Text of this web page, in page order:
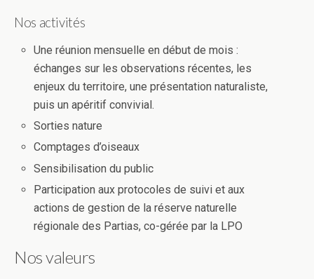
Nos activités
Une réunion mensuelle en début de mois :
échanges sur les observations récentes, les
enjeux du territoire, une présentation naturaliste,
puis un apéritif convivial.
Sorties nature
Comptages d’oiseaux
Sensibilisation du public
Participation aux protocoles de suivi et aux
actions de gestion de la réserve naturelle
régionale des Partias, co-gérée par la LPO
Nos valeurs